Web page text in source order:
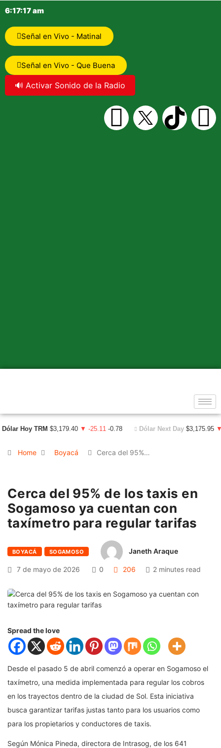
6:17:17 am
Señal en Vivo - Matinal
Señal en Vivo - Que Buena
🔊 Activar Sonido de la Radio
Dólar Hoy TRM $3,179.40 ▼ -25.11 -0.78 Dólar Next Day $3,175.95
Home Boyacá Cerca del 95%…
Cerca del 95% de los taxis en
Sogamoso ya cuentan con
taxímetro para regular tarifas
BOYACÁ SOGAMOSO Janeth Araque
7 de mayo de 2026 0 206 2 minutes read
Spread the love
Desde el pasado 5 de abril comenzó a operar en Sogamoso el
taxímetro, una medida implementada para regular los cobros
en los trayectos dentro de la ciudad de Sol. Esta iniciativa
busca garantizar tarifas justas tanto para los usuarios como
para los propietarios y conductores de taxis.
Según Mónica Pineda, directora de Intrasog, de los 641